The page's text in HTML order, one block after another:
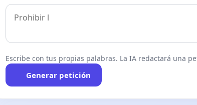
Escribe con tus propias palabras. La IA redactará una
Generar petición